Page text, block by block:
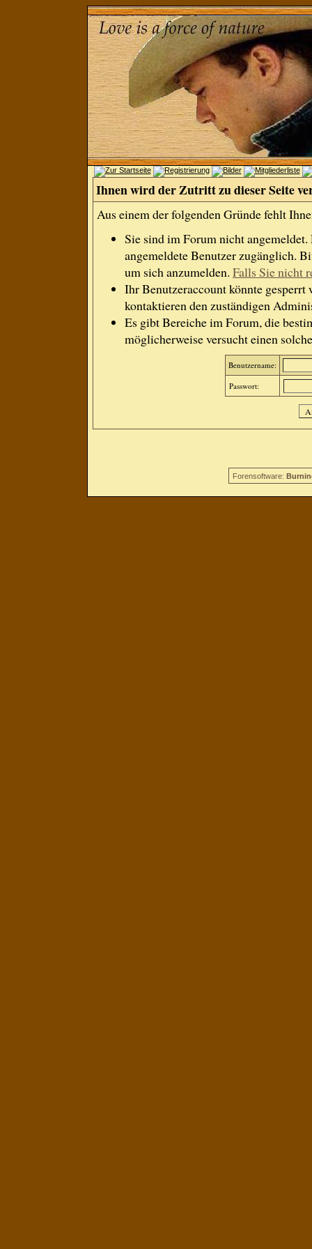
Ihnen wird der Zutritt zu dieser Seite
Aus einem der folgenden Gründe fehlt
Sie sind im Forum nicht
angemeldete Benutzer zugänglich.
um sich anzumelden. Falls Sie nicht
Ihr Benutzeraccount könnte gesperrt
kontaktieren den zuständigen
Es gibt Bereiche im Forum, die
möglicherweise versucht einen
Benutzername:
Passwort:
Forensoftware: